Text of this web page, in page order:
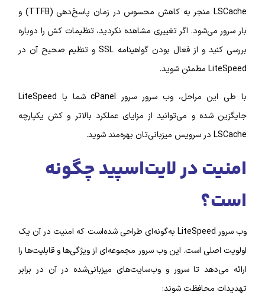
LSCache منجر به کاهش محسوس در زمان پاسخ‌دهی (TTFB) و
اگر تغییری مشاهده نکردید، تنظیمات کش را دوباره
بررسی کنید و از فعال بودن گواهینامه SSL و تنظیم صحیح آن در
با طی این مراحل، وب سرور سرور cPanel شما با LiteSpeed
و می‌توانید از مزایای عملکرد بالاتر و کش یکپارچه
در لایت‌اسپید چگونه
وب سرور LiteSpeed به‌گونه‌ای طراحی شده‌است که امنیت در آن یک
است. این وب سرور مجموعه‌ای از ویژگی‌ها و قابلیت‌ها را
تا سرور و وب‌سایت‌های میزبانی‌شده در آن در برابر
شوند: